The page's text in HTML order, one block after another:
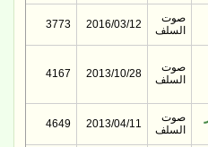
صوت
السلف
2016/03/12
3773
صوت
السلف
2013/10/28
4167
صوت
السلف
2013/04/11
4649